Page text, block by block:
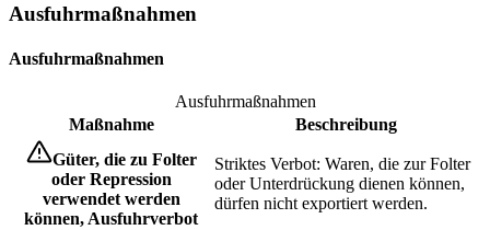
Ausfuhrmaßnahmen
Ausfuhrmaßnahmen
Ausfuhrmaßnahmen
Maßnahme
Beschreibung
Güter, die zu Folter
oder Repression
verwendet werden
können, Ausfuhrverbot
Striktes Verbot: Waren, die zur Folter
oder Unterdrückung dienen können,
dürfen nicht exportiert werden.